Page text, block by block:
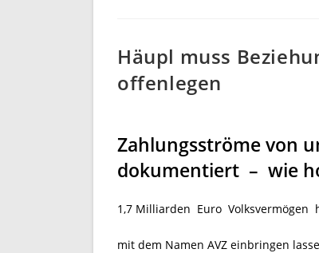
Häupl muss
offenlegen
Zahlungsströme von
dokumentiert – wie
1,7 Milliarden Euro
mit dem Namen AVZ einbringen